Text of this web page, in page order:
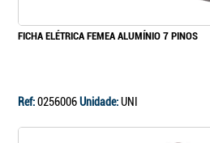
FICHA ELÉTRICA FEMEA ALUMÍNIO 7 PINOS
Ref:0256006Unidade:UNI